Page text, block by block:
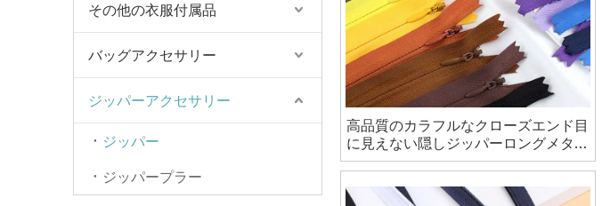
その他の衣服付属品
バッグアクセサリー
ジッパーアクセサリー
ジッパー
ジッパープラー
高品質のカラフルなクローズエンド目
に見えない隠しジッパーロングメタル
ジッパー